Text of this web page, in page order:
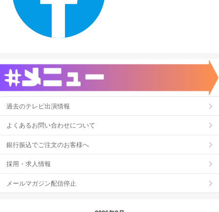
過去のテレビ出演情報
よくあるお問い合わせについて
銀行振込でご注文のお客様へ
採用・求人情報
メールマガジン配信停止